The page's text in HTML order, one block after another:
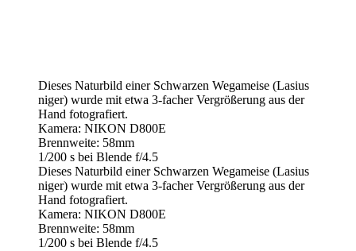
Dieses Naturbild einer Schwarzen Wegameise (Lasius
niger) wurde mit etwa 3-facher Vergrößerung aus der
Hand fotografiert.
Kamera: NIKON D800E
Brennweite: 58mm
1/200 s bei Blende f/4.5
Dieses Naturbild einer Schwarzen Wegameise (Lasius
niger) wurde mit etwa 3-facher Vergrößerung aus der
Hand fotografiert.
Kamera: NIKON D800E
Brennweite: 58mm
1/200 s bei Blende f/4.5